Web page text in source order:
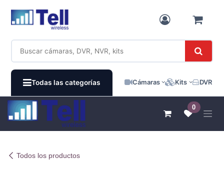
Todas las categorías Cámaras Kits DVR /
0
Todos los productos